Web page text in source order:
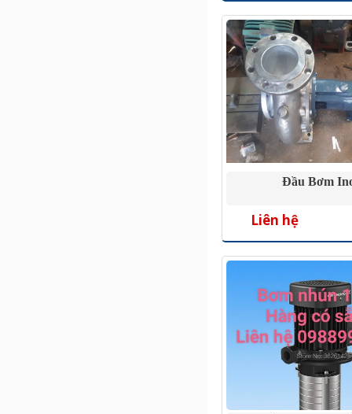
Đầu Bơm
Liên hệ